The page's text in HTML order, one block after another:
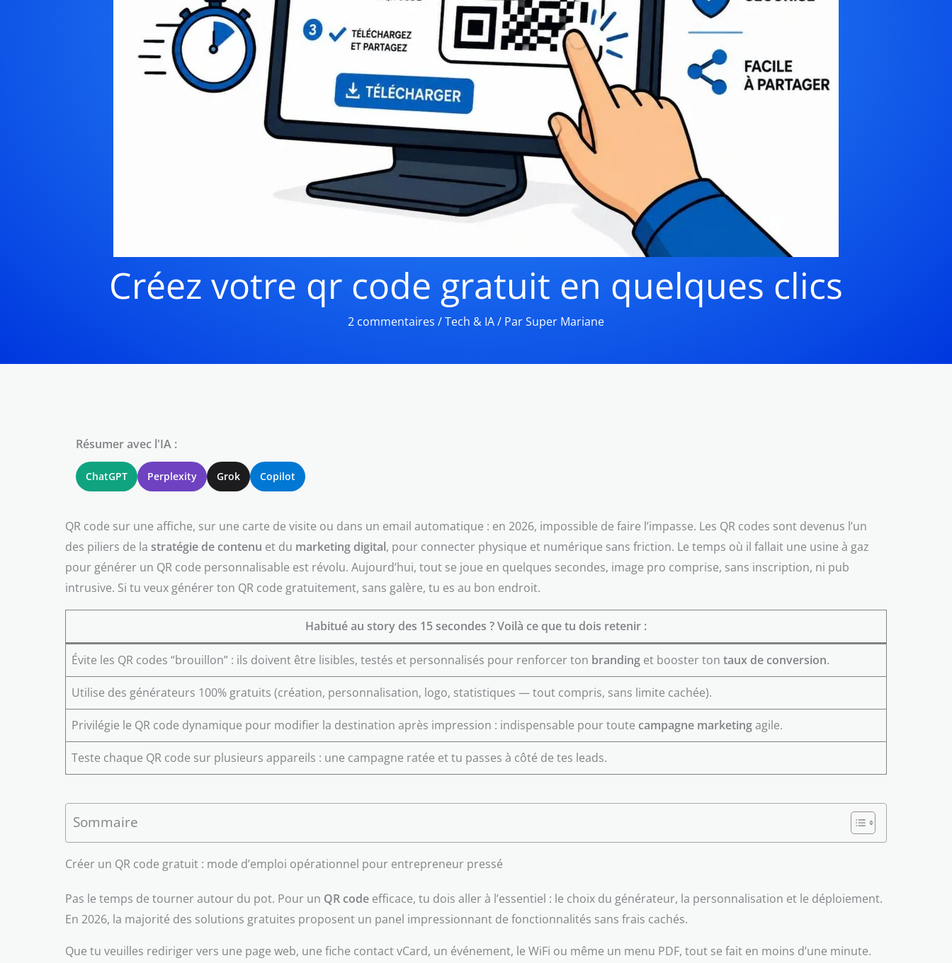
Créez votre qr code gratuit en quelques clics
2 commentaires /Tech & IA/ ParSuper Mariane
Résumer avec l'IA :
ChatGPT Perplexity Grok Copilot
QR code sur une affiche, sur une carte de visite ou dans un email automatique : en 2026, impossible de faire l’impasse. Les QR codes sont devenus l’un
des piliers de la stratégie de contenu et du marketing digital, pour connecter physique et numérique sans friction. Le temps où il fallait une usine à gaz
pour générer un QR code personnalisable est révolu. Aujourd’hui, tout se joue en quelques secondes, image pro comprise, sans inscription, ni pub
intrusive. Si tu veux générer ton QR code gratuitement, sans galère, tu es au bon endroit.
Habitué au story des 15 secondes ? Voilà ce que tu dois retenir :
Évite les QR codes “brouillon” : ils doivent être lisibles, testés et personnalisés pour renforcer ton branding et booster ton taux de conversion.
Utilise des générateurs 100% gratuits (création, personnalisation, logo, statistiques — tout compris, sans limite cachée).
Privilégie le QR code dynamique pour modifier la destination après impression : indispensable pour toute campagne marketingagile.
Teste chaque QR code sur plusieurs appareils : une campagne ratée et tu passes à côté de tes leads.
Sommaire
Créer un QR code gratuit : mode d’emploi opérationnel pour entrepreneur pressé
Pas le temps de tourner autour du pot. Pour un QR code efficace, tu dois aller à l’essentiel : le choix du générateur, la personnalisation et le déploiement.
En 2026, la majorité des solutions gratuites proposent un panel impressionnant de fonctionnalités sans frais cachés.
Que tu veuilles rediriger vers une page web, une fiche contact vCard, un événement, le WiFi ou même un menu PDF, tout se fait en moins d’une minute.